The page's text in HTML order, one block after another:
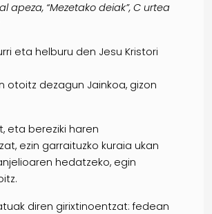
apeza, “Mezetako deiak”, C urtea
eta helburu den Jesu Kristori
otoitz dezagun Jainkoa, gizon
eta bereziki haren
ezin garraituzko kuraia ukan
hedatzeko, egin
diren girixtinoentzat: fedean